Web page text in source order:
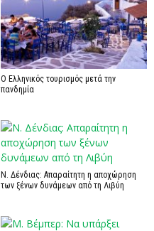
Ο Ελληνικός τουρισμός μετά την
πανδημία
Ν. Δένδιας: Απαραίτητη η αποχώρηση
των ξένων δυνάμεων από τη Λιβύη